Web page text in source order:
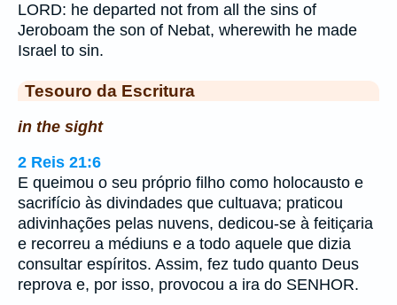
LORD: he departed not from all the sins of
Jeroboam the son of Nebat, wherewith he made
Israel to sin.
Tesouro da Escritura
in the sight
2 Reis 21:6
E queimou o seu próprio filho como holocausto e
sacrifício às divindades que cultuava; praticou
adivinhações pelas nuvens, dedicou-se à feitiçaria
e recorreu a médiuns e a todo aquele que dizia
consultar espíritos. Assim, fez tudo quanto Deus
reprova e, por isso, provocou a ira do SENHOR.